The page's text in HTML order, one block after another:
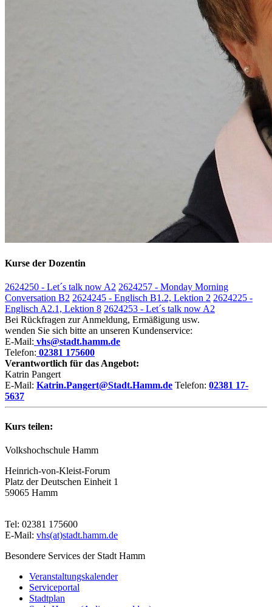
Kurse der Dozentin
2624250 - Let´s talk now A2 2624257 - Monday Morning
Conversation B2 2624245 - Englisch B1.2, Lektion 2 2624225 -
Englisch A2.1, Lektion 8 2624253 - Let´s talk now A2
Bei Rückfragen zur Anmeldung, Ermäßigung usw.
wenden Sie sich bitte an unseren Kundenservice:
E-Mail: vhs@stadt.hamm.de
Telefon: 02381 175600
Verantwortlich für das Angebot:
Katrin Pangert
E-Mail: Katrin.Pangert@Stadt.Hamm.de Telefon: 02381 17-
5637
Kurs teilen:
Volkshochschule Hamm
Heinrich-von-Kleist-Forum
Platz der Deutschen Einheit 1
59065 Hamm
Tel: 02381 175600
E-Mail: vhs(at)stadt.hamm.de
Besondere Services der Stadt Hamm
Veranstaltungskalender
Serviceportal
Stadtplan